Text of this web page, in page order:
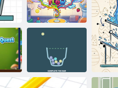
Meyve Suyu
Akışı